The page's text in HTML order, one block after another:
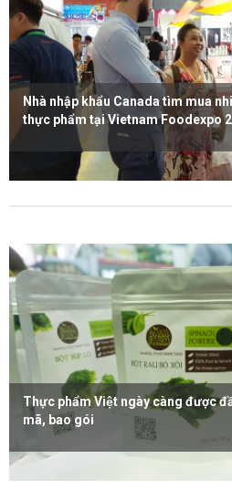
Nhà nhập khẩu Canada tìm mua
thực phẩm tại Vietnam Foodexpo
Xem thêm
Thực phẩm Việt ngày càng được
mã, bao gói